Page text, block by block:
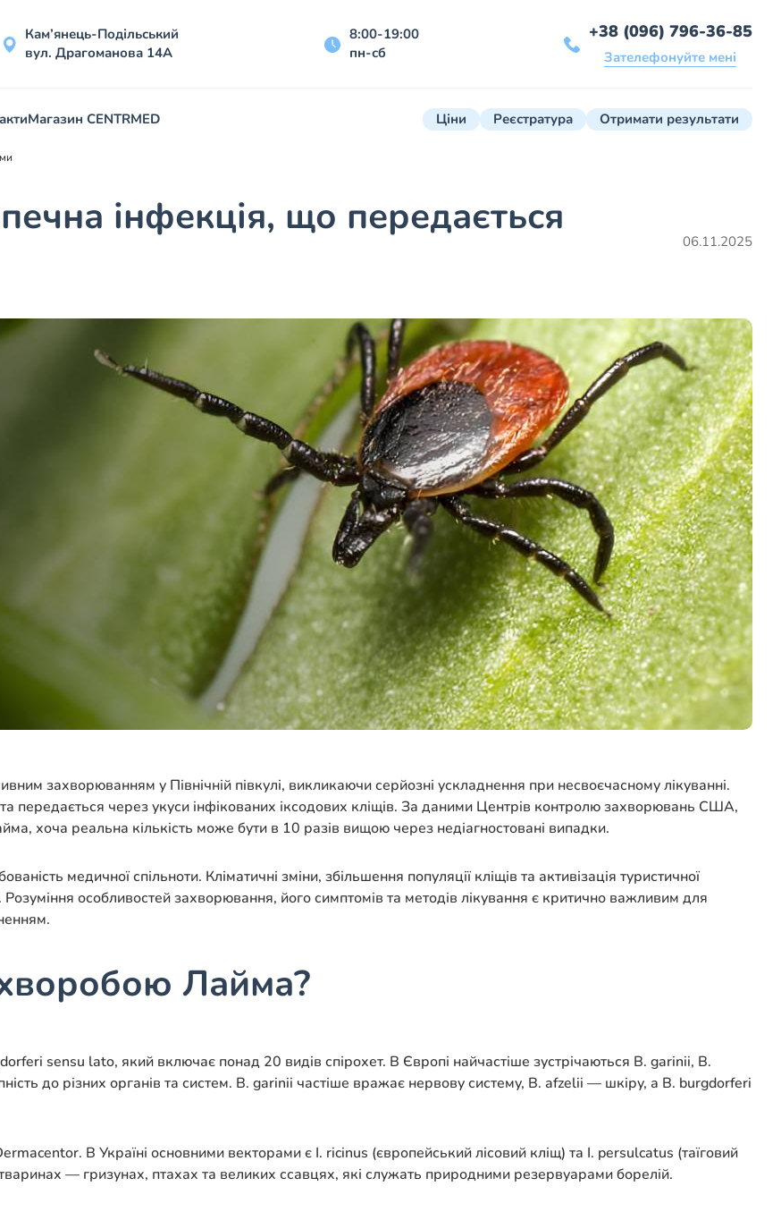
Кам’янець-Подільський
вул. Драгоманова 14А
8:00-19:00
пн-сб
+38 (096) 796-36-85
Зателефонуйте мені
Магазин CENTRMED Ціни Реєстратура Отримати результати
інфекція, що передається
06.11.2025
захворюванням у Північній півкулі, викликаючи серйозні ускладнення при несвоєчасному лікуванні.
передається через укуси інфікованих іксодових кліщів. За даними Центрів контролю захворювань США,
хоча реальна кількість може бути в 10 разів вищою через недіагностовані випадки.
медичної спільноти. Кліматичні зміни, збільшення популяції кліщів та активізація туристичної
особливостей захворювання, його симптомів та методів лікування є критично важливим для
Лайма?
sensu lato, який включає понад 20 видів спірохет. В Європі найчастіше зустрічаються B. garinii, B.
до різних органів та систем. B. garinii частіше вражає нервову систему, B. afzelii — шкіру, а B. burgdorferi
В Україні основними векторами є I. ricinus (європейський лісовий кліщ) та I. persulcatus (таїговий
— гризунах, птахах та великих ссавцях, які служать природними резервуарами борелій.